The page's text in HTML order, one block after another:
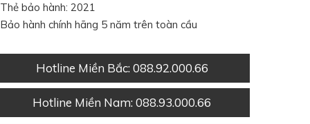
Thẻ bảo hành: 2021
Bảo hành chính hãng 5 năm trên toàn cầu
Hotline Miền Bắc: 088.92.000.66
Hotline Miền Nam: 088.93.000.66